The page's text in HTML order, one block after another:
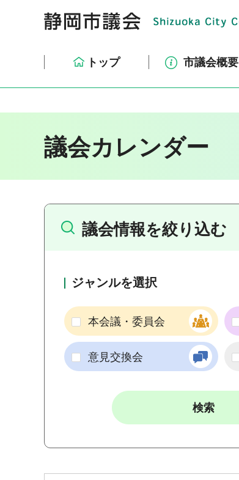
トップ 市議会概要
議会カレンダー
議会情報を絞り込む
ジャンルを選択
本会議・委員会
意見交換会